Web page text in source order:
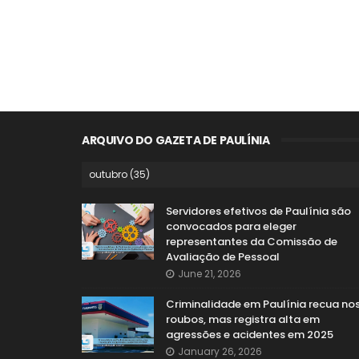
ARQUIVO DO GAZETA DE PAULÍNIA
Servidores efetivos de Paulínia são
convocados para eleger
representantes da Comissão de
Avaliação de Pessoal
June 21, 2026
Criminalidade em Paulínia recua
roubos, mas registra alta em
agressões e acidentes em 2025
January 26, 2026